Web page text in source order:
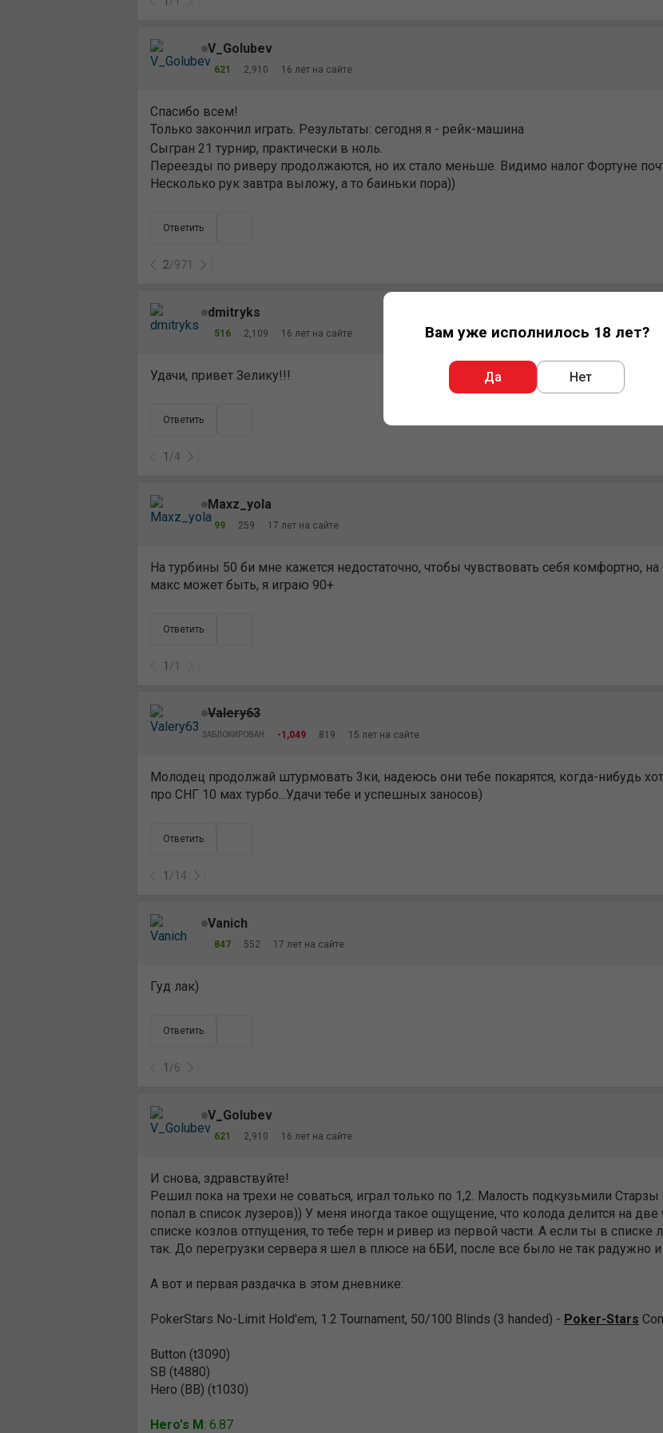
Вам уже исполнилось 18 лет?
Да Нет
V_Golubev
621 2,910 16 лет на сайте
Спасибо всем!
Только закончил играть. Результаты: сегодня я - рейк-машина
Сыгран 21 турнир, практически в ноль.
Переезды по риверу продолжаются, но их стало меньше. Видимо налог Фортуне
Несколько рук завтра выложу, а то баиньки пора))
Ответить
2/971
dmitryks
516 2,109 16 лет на сайте
Удачи, привет Зелику!!!
Ответить
1 /4
Maxz_yola
99 259 17 лет на сайте
На турбины 50 би мне кажется недостаточно, чтобы чувствовать себя комфортно,
макс может быть, я играю 90+
Ответить
1 /1
Valery63
ЗАБЛОКИРОВАН -1,049 819 15 лет на сайте
Молодец продолжай штурмовать 3ки, надеюсь они тебе покарятся, когда-нибудь
про СНГ 10 мах турбо...Удачи тебе и успешных заносов)
Ответить
1 /14
Vanich
847 552 17 лет на сайте
Гуд лак)
Ответить
1 /6
V_Golubev
621 2,910 16 лет на сайте
И снова, здравствуйте!
Решил пока на трехи не соваться, играл только по 1,2. Малость подкузьмили
попал в список лузеров)) У меня иногда такое ощущение, что колода делится на
списке козлов отпущения, то тебе терн и ривер из первой части. А если ты в
так. До перегрузки сервера я шел в плюсе на 6БИ, после все было не так радужно
А вот и первая раздачка в этом дневнике:
PokerStars No-Limit Hold'em, 1.2 Tournament, 50/100 Blinds (3 handed) - Poker-Stars
Button (t3090)
SB (t4880)
Hero (BB) (t1030)
Hero's M: 6.87